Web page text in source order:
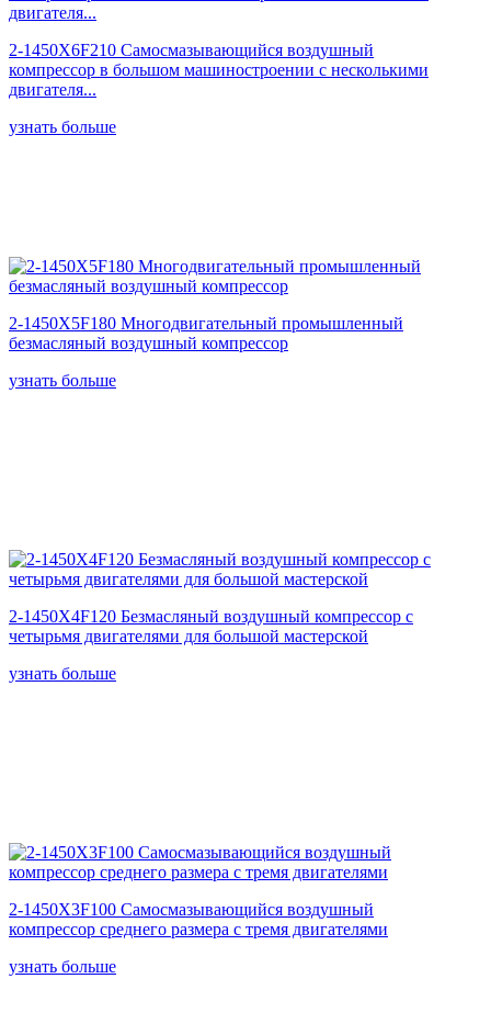
2-1450X6F210 Самосмазывающийся воздушный
компрессор в большом машиностроении с несколькими
двигателя...
узнать больше
2-1450X5F180 Многодвигательный промышленный
безмасляный воздушный компрессор
узнать больше
2-1450X4F120 Безмасляный воздушный компрессор с
четырьмя двигателями для большой мастерской
узнать больше
2-1450X3F100 Самосмазывающийся воздушный
компрессор среднего размера с тремя двигателями
узнать больше